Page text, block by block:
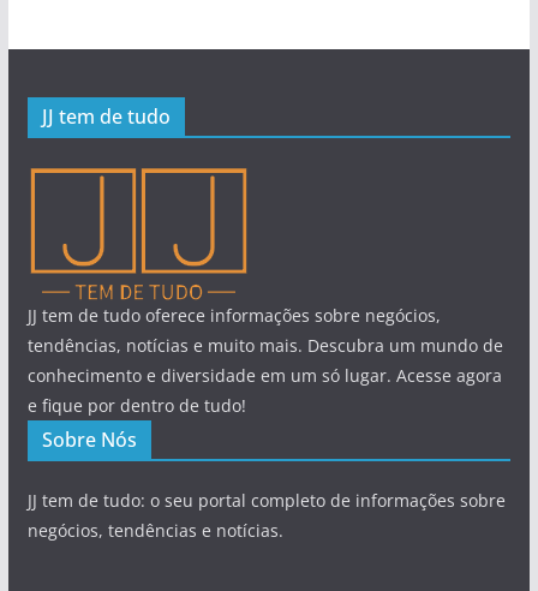
JJ tem de tudo
JJ tem de tudo oferece informações sobre negócios,
tendências, notícias e muito mais. Descubra um mundo de
conhecimento e diversidade em um só lugar. Acesse agora
e fique por dentro de tudo!
Sobre Nós
JJ tem de tudo: o seu portal completo de informações sobre
negócios, tendências e notícias.